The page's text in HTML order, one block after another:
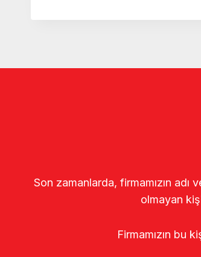
Son zamanlarda, firmamızın adı
olmayan
Firmamızın bu